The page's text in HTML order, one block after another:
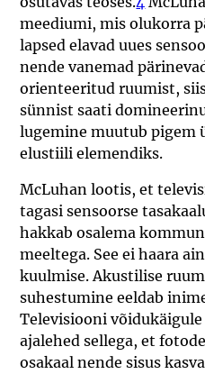
meediumi, mis olukorra
lapsed elavad uues
nende vanemad
orienteeritud ruumist,
sünnist saati
lugemine muutub pigem
elustiili elemendiks.
McLuhan lootis, et
tagasi sensoorse
hakkab osalema
meeltega. See ei haara
kuulmise. Akustilise
suhestumine eeldab
Televisiooni
ajalehed sellega, et
osakaal nende sisus